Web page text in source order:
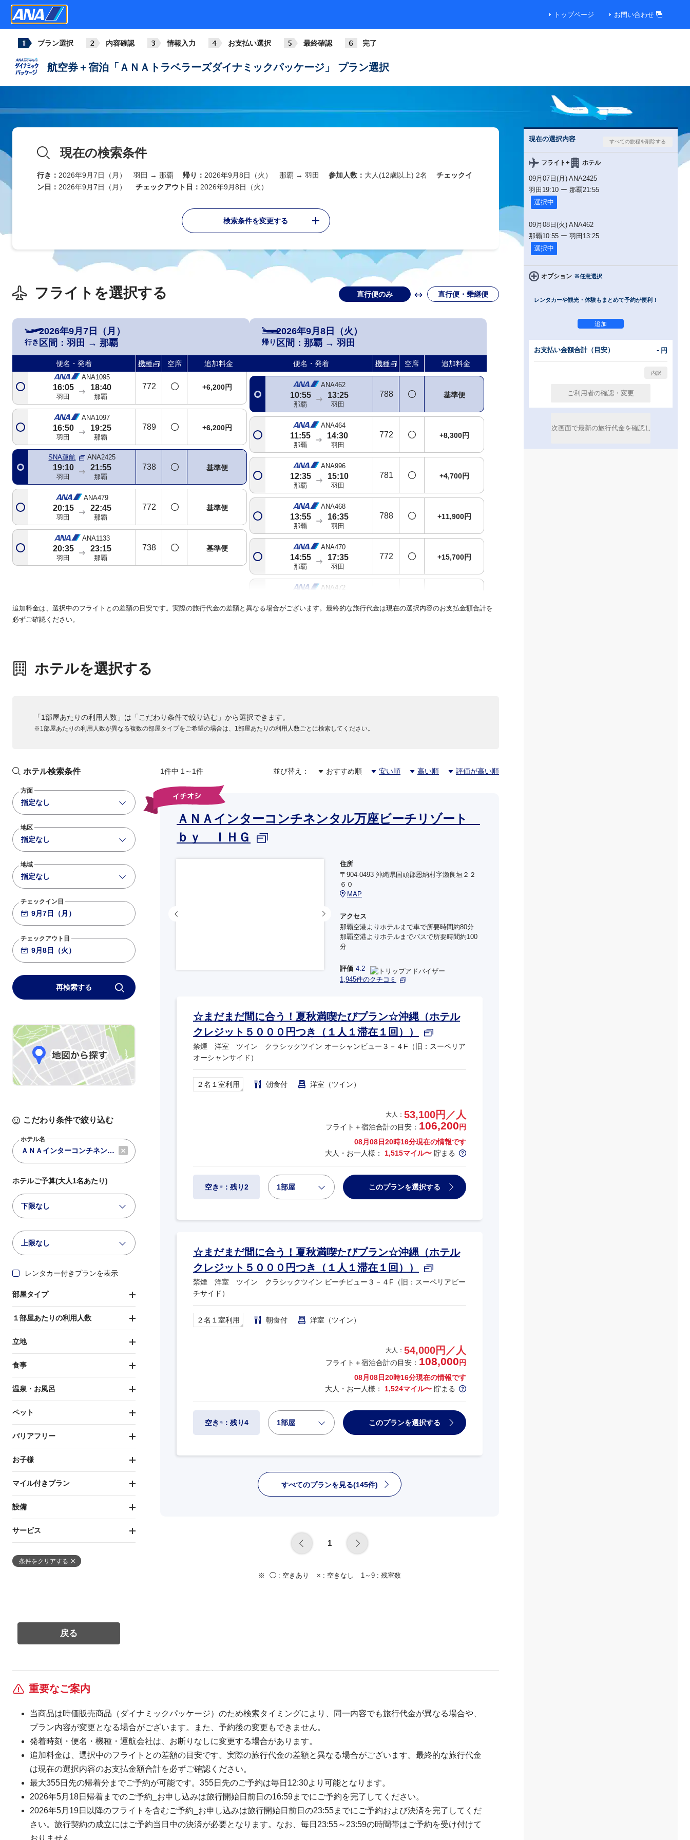
トップページ お問い合わせ
プラン選択 内容確認 情報入力 お支払い選択 最終確認 完了
航空券＋宿泊「ＡＮＡトラベラーズダイナミックパッケージ」 プラン選択
現在の検索条件
行き： 2026年9月7日（月） 羽田 → 那覇 帰り： 2026年9月8日（火） 那覇 → 羽田 参加人数： 大人(12歳以上) 2名
チェックイ
ン日： 2026年9月7日（月） チェックアウト日： 2026年9月8日（火）
検索条件を変更する
フライトを選択する 直行便のみ 直行便・乗継便
行き
2026年9月7日（月）
区間： 羽田 → 那覇
便名・発着 機種 空席 追加料金
07:30
08:15
羽田
10:50
那覇
772 +19,200円
羽田 那覇
10:20
羽田
13:00
那覇
ANA471
11:20 14:00 772 +19,200円
+19,200円
SNA運航
13:45 16:25 738 5 +19,200円
ANA475
ANA477
15:25
羽田
17:55
那覇
ANA1095
16:05
羽田
18:40
那覇
772 +6,200円
ANA1097
16:50
羽田
19:25
那覇
789 +6,200円
SNA運航 ANA2425
19:10
羽田
21:55
那覇
738 基準便
ANA479
20:15
羽田
22:45
那覇
772 基準便
ANA1133
20:35
羽田
23:15
那覇
738 基準便
帰り
2026年9月8日（火）
区間： 那覇 → 羽田
便名・発着 機種 空席 追加料金
08:00
羽田
ANA2422
ANA994
10:15
那覇
12:45 763 基準便
ANA462
10:55
那覇
13:25
羽田
788 基準便
ANA464
11:55
那覇
14:30
羽田
772 +8,300円
ANA996
12:35
那覇
15:10
羽田
781 +4,700円
ANA468
13:55
那覇
16:35
羽田
788 +11,900円
ANA470
14:55
那覇
17:35
羽田
772 +15,700円
ANA472
那覇 羽田
那覇 羽田
那覇 羽田
ANA1134
23:30
羽田
738 +2,100円
追加料金は、選択中のフライトとの差額の目安です。実際の旅行代金の差額と異なる場合がございます。最終的な旅行代金は現在の選択内容のお支払金額合計を
必ずご確認ください。
ホテルを選択する
「1部屋あたりの利用人数」は「こだわり条件で絞り込む」から選択できます。
※1部屋あたりの利用人数が異なる複数の部屋タイプをご希望の場合は、1部屋あたりの利用人数ごとに検索してください。
ホテル検索条件
方面
指定なし
地区
指定なし
地域
指定なし
チェックイン日
チェックアウト日
再検索する
こだわり条件で絞り込む
ホテル名
ホテルご予算(大人1名あたり)
下限なし
上限なし
レンタカー付きプランを表示
部屋タイプ
１部屋あたりの利用人数
立地
食事
温泉・お風呂
ペット
バリアフリー
お子様
マイル付きプラン
設備
サービス
条件をクリアする
1件中 1～1件 並び替え： おすすめ順 安い順 高い順 評価が高い順
ＡＮＡインターコンチネンタル万座ビーチリゾート
ｂｙ ＩＨＧ
住所
〒904-0493 沖縄県国頭郡恩納村字瀬良垣２２
６０
MAP
アクセス
那覇空港よりホテルまで車で所要時間約80分
那覇空港よりホテルまでバスで所要時間約100
分
評価 4.2
1,945件のクチコミ
☆まだまだ間に合う！夏秋満喫たびプラン☆沖縄（ホテル
クレジット５０００円つき（１人１滞在１回））
禁煙 洋室 ツイン クラシックツイン オーシャンビュー３－４F（旧：スーペリア
オーシャンサイド）
２名１室利用 朝食付 洋室（ツイン）
大人： 53,100円／人
フライト＋宿泊合計の目安： 106,200 円
08月08日20時16分現在の情報です
大人・お一人様： 1,515マイル〜 貯まる
空き ※：残り2 1部屋 このプランを選択する
☆まだまだ間に合う！夏秋満喫たびプラン☆沖縄（ホテル
クレジット５０００円つき（１人１滞在１回））
禁煙 洋室 ツイン クラシックツイン ビーチビュー３－４F（旧：スーペリアビー
チサイド）
２名１室利用 朝食付 洋室（ツイン）
大人： 54,000円／人
フライト＋宿泊合計の目安： 108,000 円
08月08日20時16分現在の情報です
大人・お一人様： 1,524マイル〜 貯まる
空き ※：残り4 1部屋 このプランを選択する
すべてのプランを見る(145件)
1
◯ : 空きあり × : 空きなし 1～9 : 残室数
重要なご案内
当商品は時価販売商品（ダイナミックパッケージ）のため検索タイミングにより、同一内容でも旅行代金が異なる場合や、
プラン内容が変更となる場合がございます。また、予約後の変更もできません。
発着時刻・便名・機種・運航会社は、お断りなしに変更する場合があります。
追加料金は、選択中のフライトとの差額の目安です。実際の旅行代金の差額と異なる場合がございます。最終的な旅行代金
は現在の選択内容のお支払金額合計を必ずご確認ください。
最大355日先の帰着分までご予約が可能です。355日先のご予約は毎日12:30より可能となります。
2026年5月18日帰着までのご予約_お申し込みは旅行開始日前日の16:59までにご予約を完了してください。
2026年5月19日以降のフライトを含むご予約_お申し込みは旅行開始日前日の23:55までにご予約および決済を完了してくだ
さい。旅行契約の成立にはご予約当日中の決済が必要となります。なお、毎日23:55～23:59の時間帯はご予約を受け付けて
現在の選択内容
フライト+ ホテル
09月07日(月) ANA2425
羽田 19:10 ー 那覇21:55
選択中
09月08日(火) ANA462
那覇10:55 ー 羽田 13:25
選択中
オプション ※任意選択
レンタカーや観光・体験もまとめて予約が便利！
お支払い金額合計（目安） - 円